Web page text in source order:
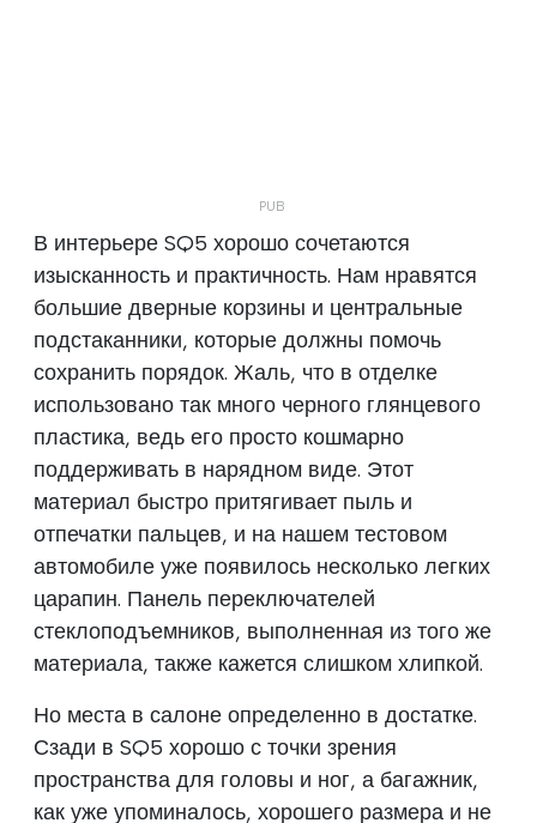
В интерьере SQ5 хорошо сочетаются
изысканность и практичность. Нам нравятся
большие дверные корзины и центральные
подстаканники, которые должны помочь
сохранить порядок. Жаль, что в отделке
использовано так много черного глянцевого
пластика, ведь его просто кошмарно
поддерживать в нарядном виде. Этот
материал быстро притягивает пыль и
отпечатки пальцев, и на нашем тестовом
автомобиле уже появилось несколько легких
царапин. Панель переключателей
стеклоподъемников, выполненная из того же
материала, также кажется слишком хлипкой.
Но места в салоне определенно в достатке.
Сзади в SQ5 хорошо с точки зрения
пространства для головы и ног, а багажник,
как уже упоминалось, хорошего размера и не